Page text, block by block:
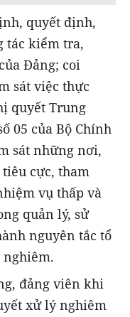
quyết định,
tác kiểm tra,
Đảng; coi
sát việc thực
quyết Trung
05 của Bộ Chính
sát những nơi,
cực, tham
vụ thấp và
quản lý, sử
nguyên tắc tổ
nghiêm.
đảng viên khi
xử lý nghiêm